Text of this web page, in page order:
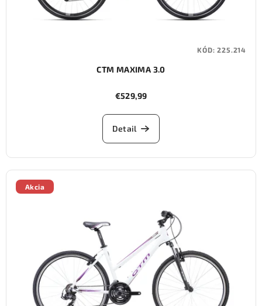
CTM MAXIMA 3.0
€529,99
Detail
KÓD:225.214
Akcia